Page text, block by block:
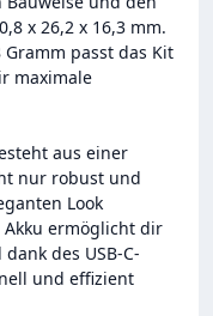
x 26,2 x 16,3 mm.
passt das Kit
maximale
aus einer
nur robust und
Look
ermöglicht dir
des USB-C-
und effizient